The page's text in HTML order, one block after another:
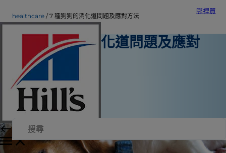
哪裡買
healthcare 7 種狗狗的消化道問題及應對方法
7 種狗狗的消化道問題及應對
方法
寵物保健
Erin Ollila
2016年5月17日